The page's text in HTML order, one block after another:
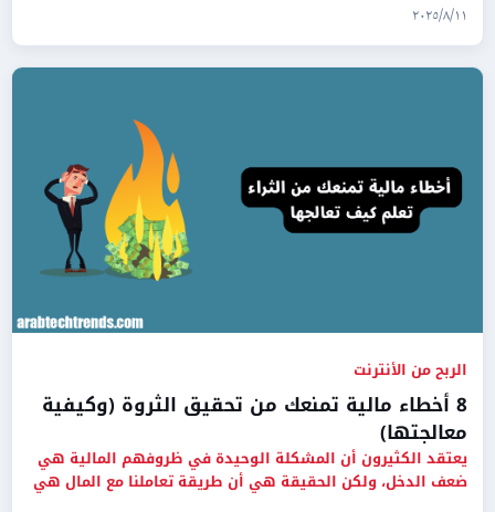
١١‏/٨‏/٢٠٢٥
الربح من الأنترنت
8 أخطاء مالية تمنعك من تحقيق الثروة (وكيفية
معالجتها)
يعتقد الكثيرون أن المشكلة الوحيدة في ظروفهم المالية هي
ضعف الدخل، ولكن الحقيقة هي أن طريقة تعاملنا مع المال هي